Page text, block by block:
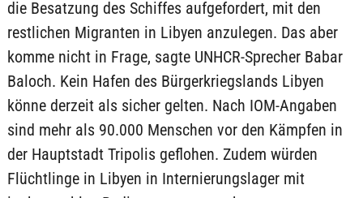
die Besatzung des Schiffes aufgefordert, mit den
restlichen Migranten in Libyen anzulegen. Das aber
komme nicht in Frage, sagte UNHCR-Sprecher Babar
Baloch. Kein Hafen des Bürgerkriegslands Libyen
könne derzeit als sicher gelten. Nach IOM-Angaben
sind mehr als 90.000 Menschen vor den Kämpfen in
der Hauptstadt Tripolis geflohen. Zudem würden
Flüchtlinge in Libyen in Internierungslager mit